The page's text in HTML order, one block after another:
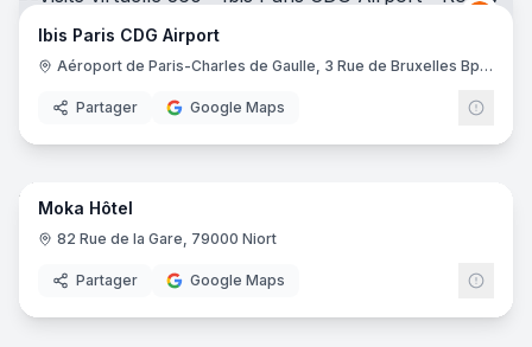
Ibis
Ibis Paris CDG Airport
Aéroport de Paris-Charles de Gaulle, 3 Rue de Bruxelles Bp 11122, 93290 Roissy-en-France
Partager Google Maps
14
Moka Hôtel
82 Rue de la Gare, 79000 Niort
Partager Google Maps